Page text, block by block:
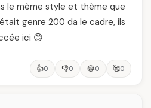
le même style et thème que
genre 200 da le cadre, ils
ici 😊
👍0 👎0 😂0 🥰0